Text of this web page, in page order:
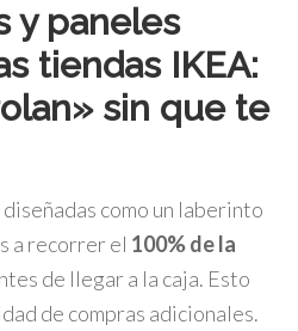
y paneles
tiendas IKEA:
sin que te
como un laberinto
a recorrer el 100% de la
de llegar a la caja. Esto
de compras adicionales.